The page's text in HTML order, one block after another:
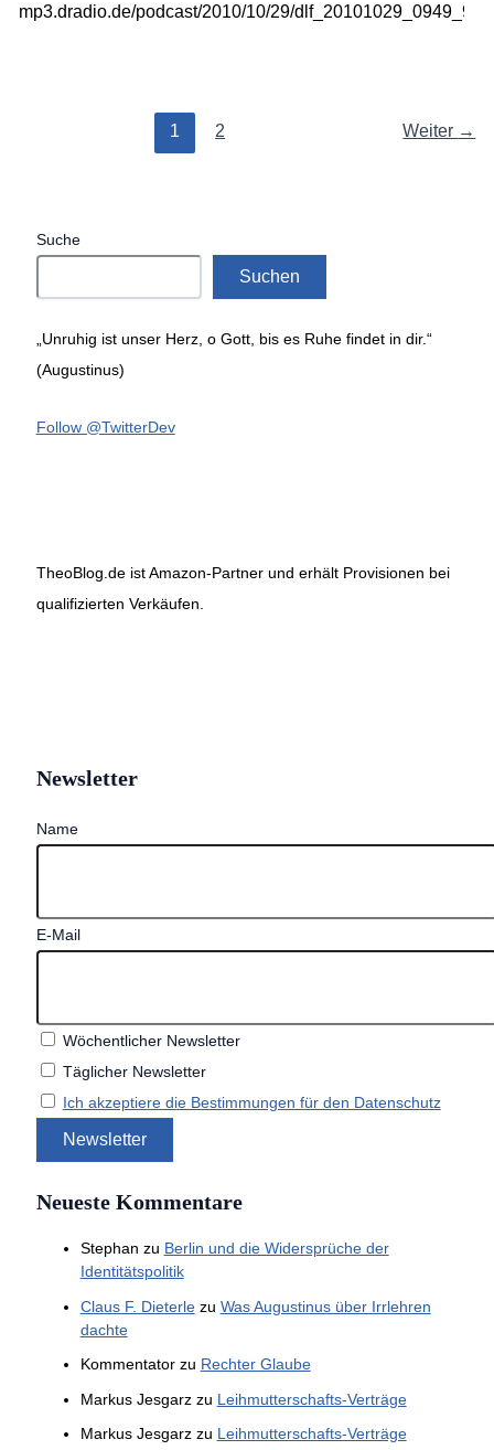
mp3.dradio.de/podcast/2010/10/29/
1 2 Weiter →
Suche
Suchen
„Unruhig ist unser Herz, o Gott, bis es Ruhe findet in dir.“
(Augustinus)
Follow @TwitterDev
TheoBlog.de ist Amazon-Partner und erhält Provisionen bei
qualifizierten Verkäufen.
Newsletter
Name
E-Mail
Wöchentlicher Newsletter
Täglicher Newsletter
Ich akzeptiere die Bestimmungen für den Datenschutz
Neueste Kommentare
Stephan zu Berlin und die Widersprüche der
Identitätspolitik
Claus F. Dieterlezu Was Augustinus über Irrlehren
dachte
Kommentatorzu Rechter Glaube
Markus Jesgarzzu Leihmutterschafts-Verträge
Markus Jesgarzzu Leihmutterschafts-Verträge